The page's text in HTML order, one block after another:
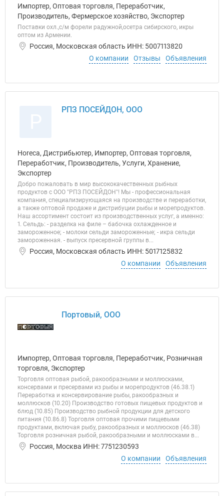
Импортер, Оптовая торговля, Переработчик,
Производитель, Фермерское хозяйство, Экспортер
Поставки охл.,с/м форели радужной,осетра сибирского, икры
оптом из Армении.
Россия, Московская область ИНН: 5007113820
О компании
Отзывы Объявления
РПЗ ПОСЕЙДОН, ООО
Horeca, Дистрибьютер, Импортер, Оптовая торговля,
Переработчик, Производитель, Услуги, Хранение,
Экспортер
Добро пожаловать в мир высококачественных рыбных
продуктов с ООО "РПЗ ПОСЕЙДОН"! Мы - профессиональная
компания, специализирующаяся на производстве и переработки,
а также оптовой продаже и дистрибуции рыбы и морепродуктов.
Наш ассортимент состоит из производственных услуг, а именно:
1. Сельдь: - разделка на филе – бабочка охлажденное и
замороженное; - молоки сельди замороженные; - икра сельди
замороженная. - выпуск пресервной группы в...
Россия, Московская область ИНН: 5017125832
О компании
Объявления
Портовый, ООО
Импортер, Оптовая торговля, Переработчик, Розничная
торговля, Экспортер
Торговля оптовая рыбой, ракообразными и моллюсками,
консервами и пресервами из рыбы и морепродуктов (46.38.1)
Переработка и консервирование рыбы, ракообразных и
моллюсков (10.20) Производство готовых пищевых продуктов и
блюд (10.85) Производство рыбной продукции для детского
питания (10.86.8) Торговля оптовая прочими пищевыми
продуктами, включая рыбу, ракообразных и моллюсков (46.38)
Торговля розничная рыбой, ракообразными и моллюсками в...
Россия, Москва ИНН: 7751230593
О компании
Объявления